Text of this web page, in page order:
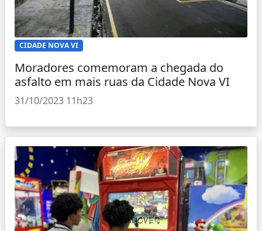
CIDADE NOVA VI
Moradores comemoram a chegada do
asfalto em mais ruas da Cidade Nova VI
31/10/2023 11h23